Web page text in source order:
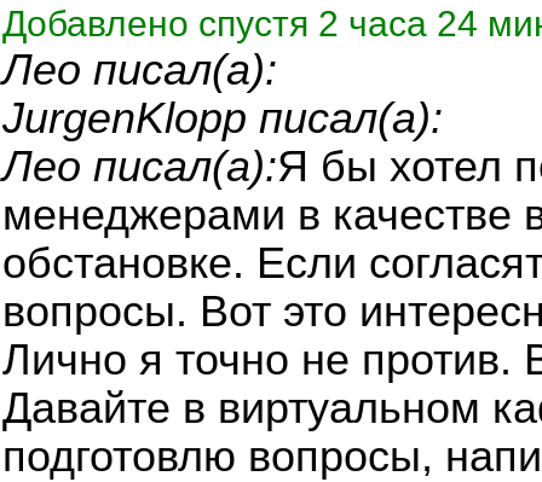
Добавлено спустя 2 часа 24
Лео писал(а):
JurgenKlopp писал(а):
Лео писал(а):Я бы хотел
менеджерами в качестве
обстановке. Если
вопросы. Вот это
Лично я точно не против.
Давайте в виртуальном
подготовлю вопросы,